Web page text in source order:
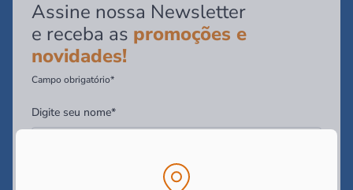
Assine nossa Newsletter
e receba as promoções e
novidades!
Campo obrigatório*
Digite seu nome*